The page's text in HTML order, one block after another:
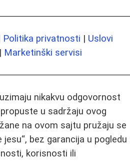
Politika privatnosti | Uslovi
| Marketinški servisi
nikakvu odgovornost
u sadržaju ovog
na ovom sajtu pružaju se
bez garancija u pogledu
korisnosti ili